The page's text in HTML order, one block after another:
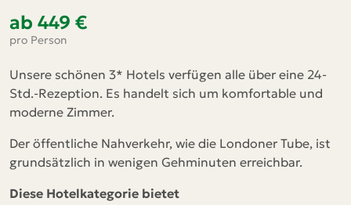
ab 449 €
pro Person
Unsere schönen 3* Hotels verfügen alle über eine 24-
Std.-Rezeption. Es handelt sich um komfortable und
moderne Zimmer.
Der öffentliche Nahverkehr, wie die Londoner Tube, ist
grundsätzlich in wenigen Gehminuten erreichbar.
Diese Hotelkategorie bietet